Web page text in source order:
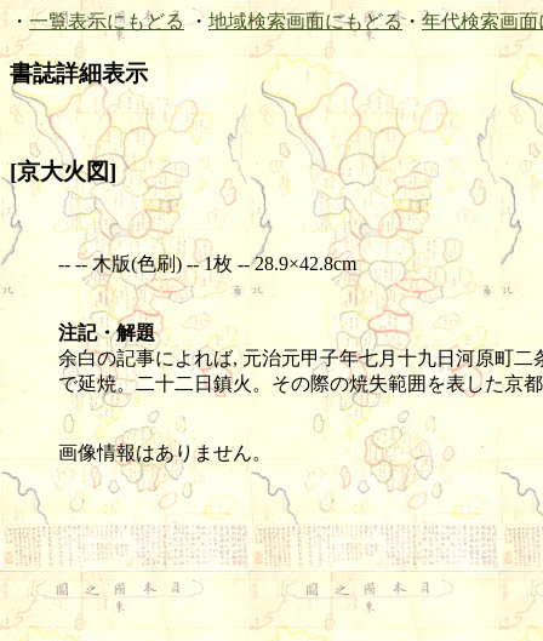
・ 一覧表示にもどる ・ 地域検索画面にもどる・ 年代検索画面
書誌詳細表示
[京大火図]
-- -- 木版(色刷) -- 1枚 -- 28.9×42.8cm
注記・解題
余白の記事によれば, 元治元甲子年七月十九日河原町
で延焼。二十二日鎮火。その際の焼失範囲を表した京
画像情報はありません。